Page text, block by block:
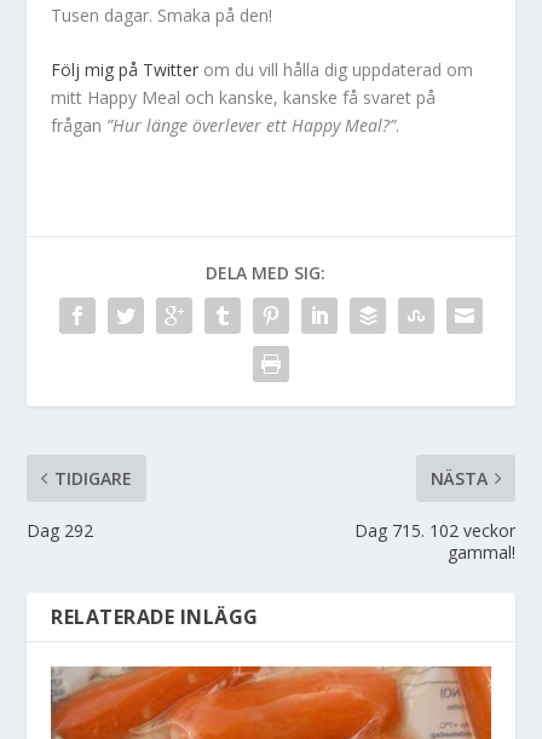
Tusen dagar. Smaka på den!
Följ mig på Twitter om du vill hålla dig uppdaterad om
mitt Happy Meal och kanske, kanske få svaret på
frågan ”Hur länge överlever ett Happy Meal?”.
DELA MED SIG:
TIDIGARE
Dag 292
NÄSTA
Dag 715. 102 veckor
gammal!
RELATERADE INLÄGG